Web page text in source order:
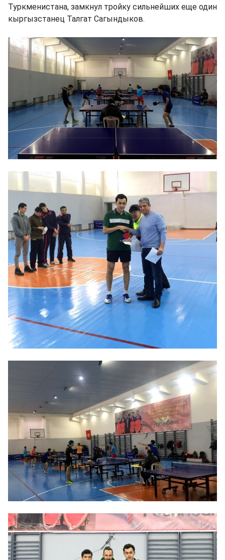
Туркменистана, замкнул тройку сильнейших еще один
кыргызстанец Талгат Сагындыков.